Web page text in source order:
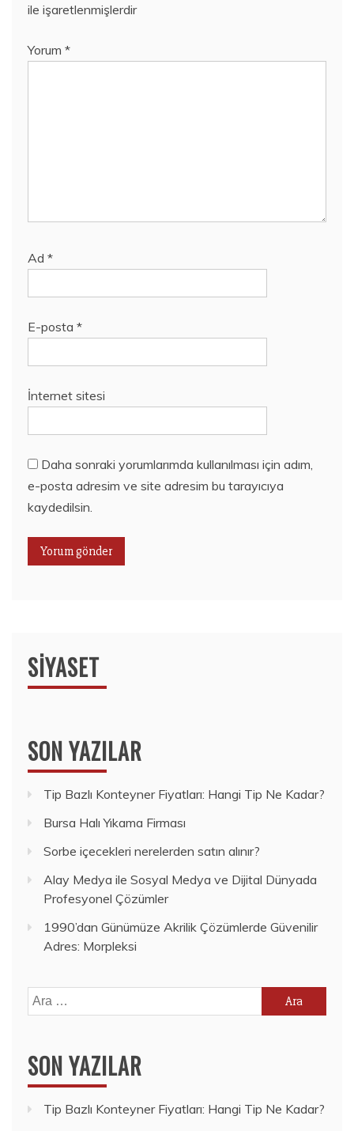
ile işaretlenmişlerdir
Yorum *
Ad *
E-posta *
İnternet sitesi
Daha sonraki yorumlarımda kullanılması için adım,
e-posta adresim ve site adresim bu tarayıcıya
kaydedilsin.
SIYASET
SON YAZILAR
Tip Bazlı Konteyner Fiyatları: Hangi Tip Ne Kadar?
Bursa Halı Yıkama Firması
Sorbe içecekleri nerelerden satın alınır?
Alay Medya ile Sosyal Medya ve Dijital Dünyada
Profesyonel Çözümler
1990’dan Günümüze Akrilik Çözümlerde Güvenilir
Adres: Morpleksi
Arama:
SON YAZILAR
Tip Bazlı Konteyner Fiyatları: Hangi Tip Ne Kadar?